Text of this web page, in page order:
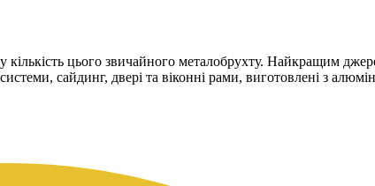
цього звичайного металобрухту. Найкращим
сайдинг, двері та віконні рами, виготовлені з